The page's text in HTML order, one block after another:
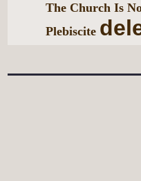
The Church Is
Plebiscite